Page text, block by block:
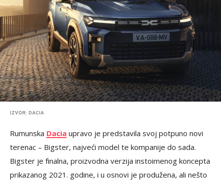
IZVOR: DACIA
Rumunska Dacia upravo je predstavila svoj potpuno novi
terenac – Bigster, najveći model te kompanije do sada.
Bigster je finalna, proizvodna verzija instoimenog koncepta
prikazanog 2021. godine, i u osnovi je produžena, ali nešto